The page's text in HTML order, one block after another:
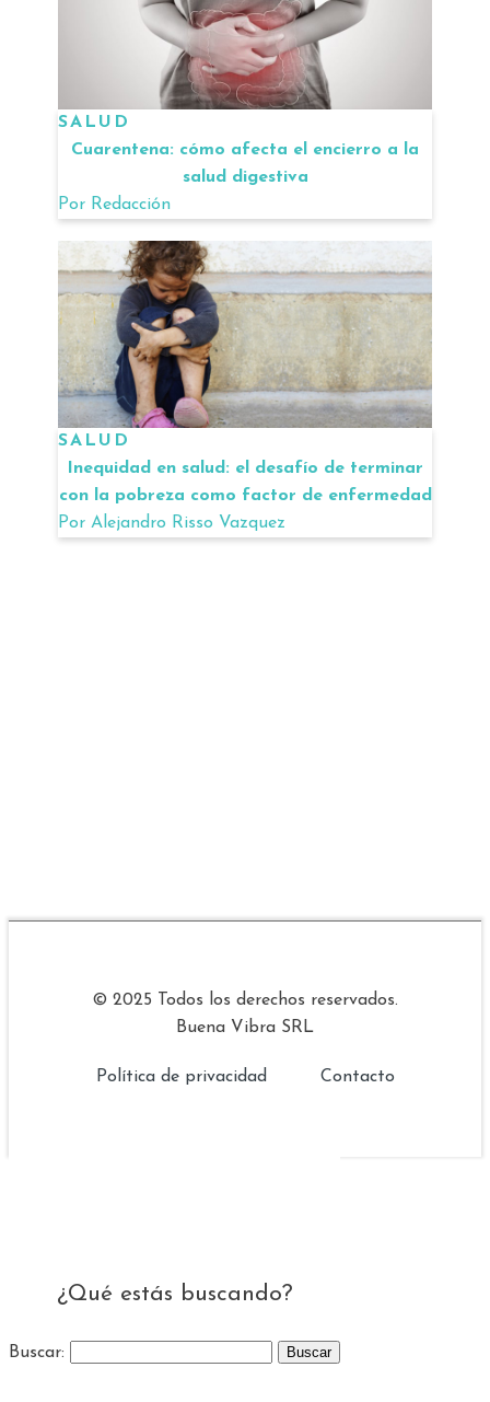
SALUD
Cuarentena: cómo afecta el encierro a la
salud digestiva
Por Redacción
SALUD
Inequidad en salud: el desafío de terminar
con la pobreza como factor de enfermedad
Por Alejandro Risso Vazquez
© 2025 Todos los derechos reservados.
Buena Vibra SRL
Política de privacidad Contacto
¿Qué estás buscando?
Buscar: